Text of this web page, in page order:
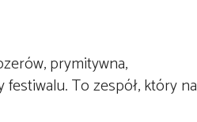
prymitywna,
To zespół, który na